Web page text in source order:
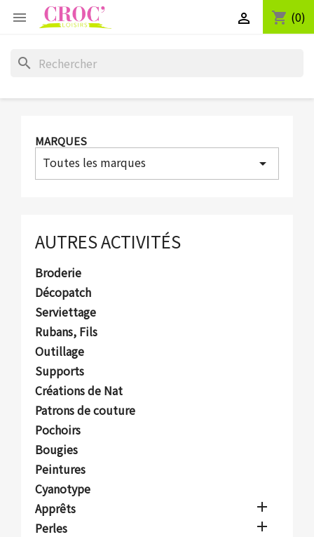
 shopping_cart (0)

search
MARQUES
Toutes les marques arrow_drop_down
AUTRES ACTIVITÉS
Broderie
Décopatch
Serviettage
Rubans, Fils
Outillage
Supports
Créations de Nat
Patrons de couture
Pochoirs
Bougies
Peintures
Cyanotype
Apprêts

Perles
